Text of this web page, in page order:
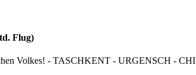
Flug)